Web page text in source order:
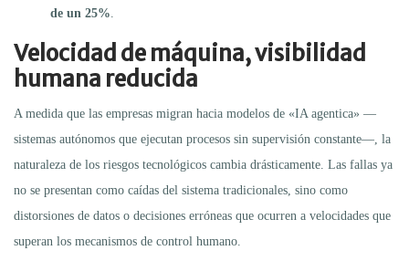
de un 25%
Velocidad de máquina, visibilidad
humana reducida
A medida que las empresas migran hacia modelos de «IA agentica» —
sistemas autónomos que ejecutan procesos sin supervisión constante—, la
naturaleza de los riesgos tecnológicos cambia drásticamente. Las fallas ya
no se presentan como caídas del sistema tradicionales, sino como
distorsiones de datos o decisiones erróneas que ocurren a velocidades que
superan los mecanismos de control humano.